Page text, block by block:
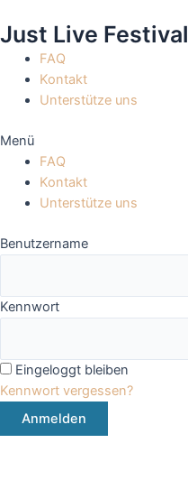
Inhalt
springen
Just Live Festival
FAQ
Kontakt
Unterstütze uns
Menü
FAQ
Kontakt
Unterstütze uns
Benutzername
Kennwort
Eingeloggt bleiben
Kennwort vergessen?